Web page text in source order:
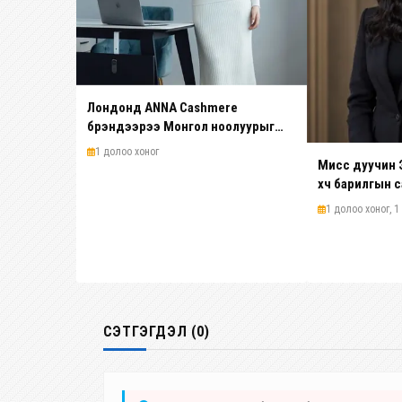
Лондонд ANNA Cashmere
брэндээрээ Монгол ноолуурыг
олон улсад таниулсан Анна шинэ
1 долоо хоног
Мисс дуучин
хүч барилгын
1 долоо хоног, 1
СЭТГЭГДЭЛ (0)